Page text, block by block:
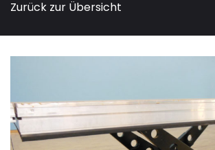
Zurück zur Übersicht